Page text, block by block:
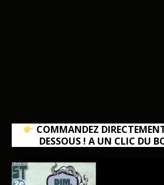
COMMANDEZ
DESSOUS ! A UN CLIC DU